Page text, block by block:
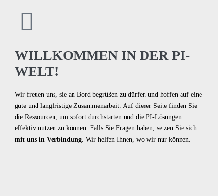
WILLKOMMEN IN DER PI-
WELT!
Wir freuen uns, sie an Bord begrüßen zu dürfen und hoffen auf eine
gute und langfristige Zusammenarbeit. Auf dieser Seite finden Sie
die Ressourcen, um sofort durchstarten und die PI-Lösungen
effektiv nutzen zu können. Falls Sie Fragen haben, setzen Sie sich
mit uns in Verbindung . Wir helfen Ihnen, wo wir nur können.